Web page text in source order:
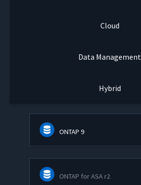
Cloud
Data Management
Hybrid
ONTAP 9
ONTAP for ASA r2